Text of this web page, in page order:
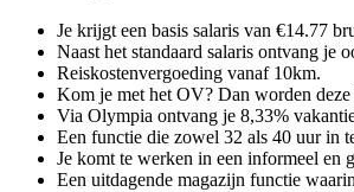
Je krijgt een basis salaris van €14.77
Naast het standaard salaris ontvang je
Reiskostenvergoeding vanaf 10km.
Kom je met het OV? Dan worden
Via Olympia ontvang je 8,33%
Een functie die zowel 32 als 40 uur in
Je komt te werken in een informeel en
Een uitdagende magazijn functie